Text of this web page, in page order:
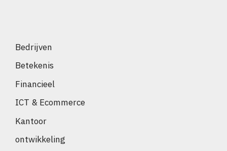
Bedrijven
Betekenis
Financieel
ICT & Ecommerce
Kantoor
ontwikkeling